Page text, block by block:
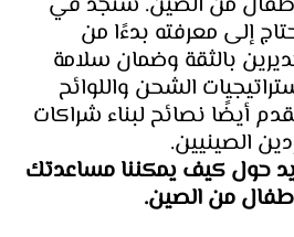
إلى معرفته بدءًا من
بالثقة وضمان سلامة
الشحن واللوائح
أيضًا نصائح لبناء شراكات
الصينيين.
حول كيف يمكننا مساعدتك
من الصين.